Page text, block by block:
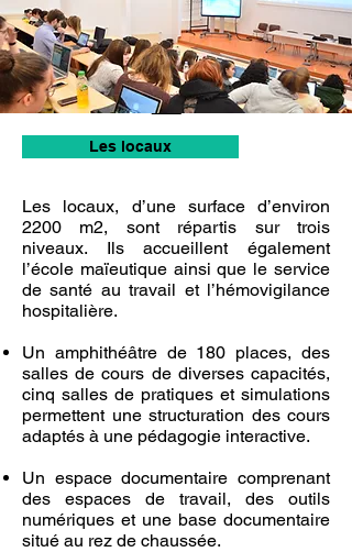
Les locaux
Les locaux, d’une surface d’environ
2200 m2, sont répartis sur trois
niveaux. Ils accueillent également
l’école maïeutique ainsi que le service
de santé au travail et l’hémovigilance
hospitalière.
Un amphithéâtre de 180 places, des
salles de cours de diverses capacités,
cinq salles de pratiques et simulations
permettent une structuration des cours
adaptés à une pédagogie interactive.
Un espace documentaire comprenant
des espaces de travail, des outils
numériques et une base documentaire
situé au rez de chaussée.